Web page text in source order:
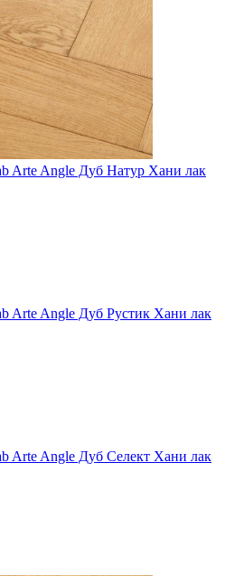
Arte Angle Дуб Натур Хани лак
Arte Angle Дуб Рустик Хани лак
Arte Angle Дуб Селект Хани лак